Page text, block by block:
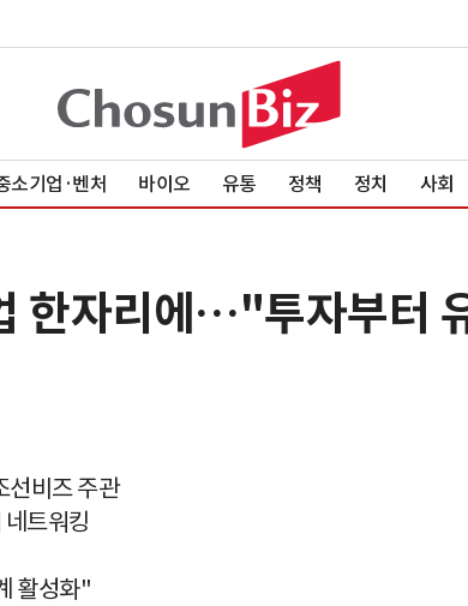
소기업·벤처 바이오 유통 정책 정치 사회
한자리에…"투자부터
선비즈 주관
트워킹
활성화"